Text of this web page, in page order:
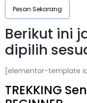
Pesan Sekarang
Berikut ini
dipilih
[elementor-template
TREKKING